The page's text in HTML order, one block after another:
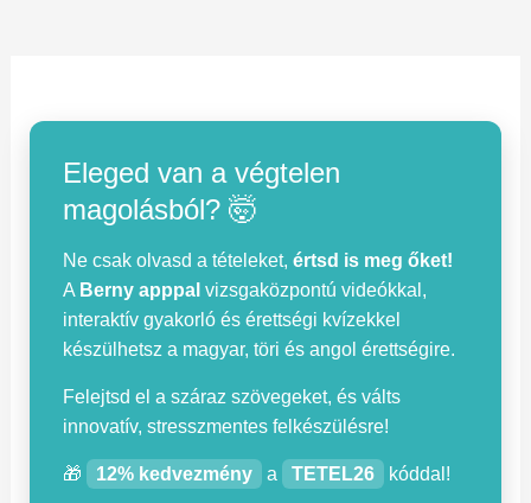
Eleged van a végtelen
magolásból? 🤯
Ne csak olvasd a tételeket,értsd is meg őket!
A Berny apppal vizsgaközpontú videókkal,
interaktív gyakorló és érettségi kvízekkel
készülhetsz a magyar, töri és angol érettségire.
Felejtsd el a száraz szövegeket, és válts
innovatív, stresszmentes felkészülésre!
🎁 12% kedvezmény a TETEL26 kóddal!